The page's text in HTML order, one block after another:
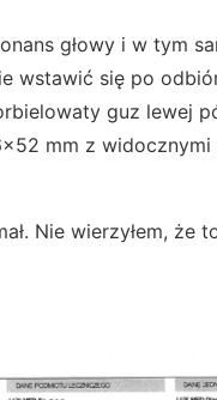
głowy i w tym
wstawić się po
guz lewej
mm z widocznymi
Nie wierzyłem, że